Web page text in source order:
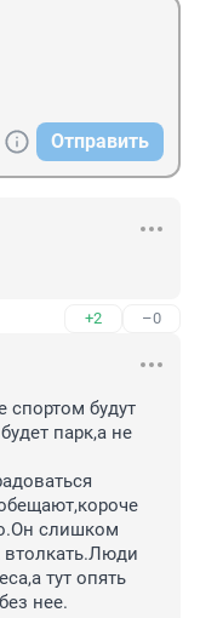
Отправить
+2 –0
спортом будут
парк,а не
слишком
втолкать.Люди
тут опять
нее.